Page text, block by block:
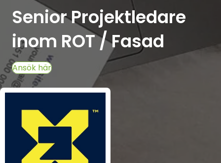
Senior Projektledare
inom ROT / Fasad
Ansök här